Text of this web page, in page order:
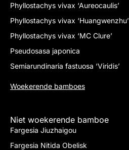
Phyllostachys vivax ‘Aureocaulis’
Phyllostachys vivax ‘Huangwenzhu’
Phyllostachys vivax ‘MC Clure’
Pseudosasa japonica
Semiarundinaria fastuosa ‘Viridis’
Woekerende bamboes
Niet woekerende bamboe
Fargesia Jiuzhaigou
Fargesia Nitida Obelisk